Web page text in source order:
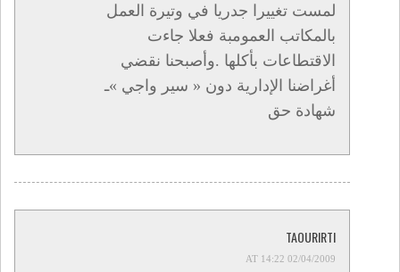
لمست تغييرا جدريا في وتيرة العمل
بالمكاتب العمومبة فعلا جاءت
الاقتطاعات بأكلها .وأصبحنا نقضي
أغراضنا الإدارية دون « سير واجي »ـ
شهادة حق
TAOURIRTI
02/04/2009 AT 14:22